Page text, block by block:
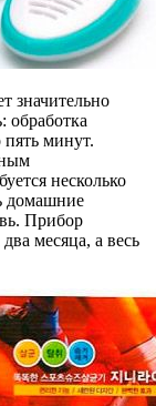
значительно
минут.
несколько
домашние
Прибор
месяца, а весь